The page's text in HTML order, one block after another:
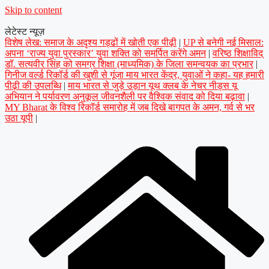
Skip to content
लेटेस्ट न्यूज़
विशेष लेख: समाज के अदृश्य गड्ढों में खोती एक पीढ़ी | UP से बनेगी नई मिसाल:
अपना ‘राज्य युवा पुरस्कार’ युवा शक्ति को समर्पित करेंगे अमन | वरिष्ठ शिक्षाविद्
डॉ. सत्यवीर सिंह को समग्र शिक्षा (माध्यमिक) के जिला समन्वयक का प्रभार |
गिनीज वर्ल्ड रिकॉर्ड की खुशी से गूंजा माय भारत केंद्र, युवाओं ने कहा- यह हमारी
पीढ़ी की उपलब्धि | माय भारत से जुड़े उड़ान यूथ क्लब के नेचर नीड्स यू
अभियान ने पर्यावरण अनुकूल जीवनशैली पर वैश्विक संवाद को दिया बढ़ावा |
MY Bharat के विश्व रिकॉर्ड समारोह में जब दिखे बागपत के अमन, गर्व से भर
उठा यूपी |